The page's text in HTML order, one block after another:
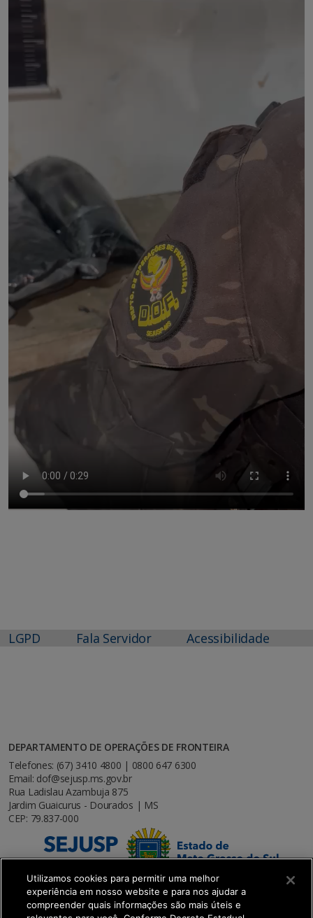
LGPD Fala Servidor Acessibilidade
DEPARTAMENTO DE OPERAÇÕES DE FRONTEIRA
Telefones: (67) 3410 4800 | 0800 647 6300
Email: dof@sejusp.ms.gov.br
Rua Ladislau Azambuja 875
Jardim Guaicurus - Dourados | MS
CEP: 79.837-000
Utilizamos cookies para permitir uma melhor
experiência em nosso website e para nos ajudar a
compreender quais informações são mais úteis e